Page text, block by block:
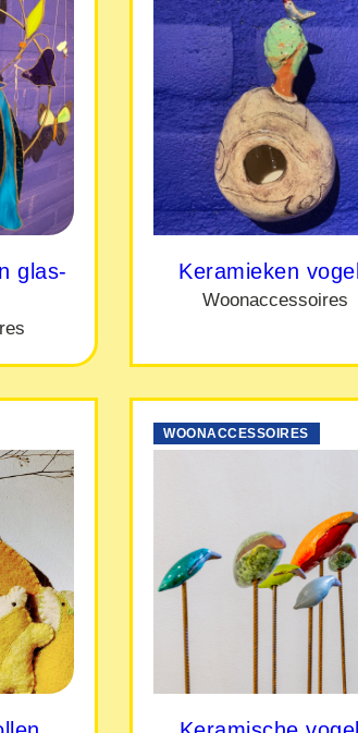
glas-
Keramieken
Woonaccessoires
WOONACCESSOIRES